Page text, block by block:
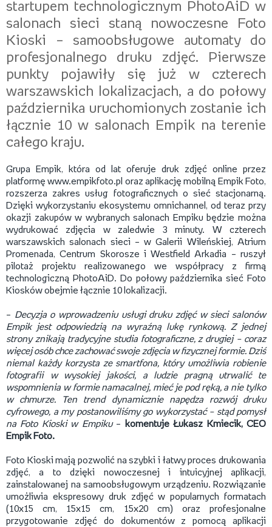
startupem technologicznym PhotoAiD w
salonach sieci staną nowoczesne Foto
Kioski – samoobsługowe automaty do
profesjonalnego druku zdjęć. Pierwsze
punkty pojawiły się już w czterech
warszawskich lokalizacjach, a do połowy
października uruchomionych zostanie ich
łącznie 10 w salonach Empik na terenie
całego kraju.
Grupa Empik, która od lat oferuje druk zdjęć online przez
platformę www.empikfoto.pl oraz aplikację mobilną Empik Foto,
rozszerza zakres usług fotograficznych o sieć stacjonarną.
Dzięki wykorzystaniu ekosystemu omnichannel, od teraz przy
okazji zakupów w wybranych salonach Empiku będzie można
wydrukować zdjęcia w zaledwie 3 minuty. W czterech
warszawskich salonach sieci – w Galerii Wileńskiej, Atrium
Promenada, Centrum Skorosze i Westfield Arkadia – ruszył
pilotaż projektu realizowanego we współpracy z firmą
technologiczną PhotoAiD. Do połowy października sieć Foto
Kiosków obejmie łącznie 10 lokalizacji.
– Decyzja o wprowadzeniu usługi druku zdjęć w sieci salonów
Empik jest odpowiedzią na wyraźną lukę rynkową. Z jednej
strony znikają tradycyjne studia fotograficzne, z drugiej – coraz
więcej osób chce zachować swoje zdjęcia w fizycznej formie. Dziś
niemal każdy korzysta ze smartfona, który umożliwia robienie
fotografii w wysokiej jakości, a ludzie pragną utrwalić te
wspomnienia w formie namacalnej, mieć je pod ręką, a nie tylko
w chmurze. Ten trend dynamicznie napędza rozwój druku
cyfrowego, a my postanowiliśmy go wykorzystać – stąd pomysł
na Foto Kioski w Empiku – komentuje Łukasz Kmiecik, CEO
Empik Foto.
Foto Kioski mają pozwolić na szybki i łatwy proces drukowania
zdjęć, a to dzięki nowoczesnej i intuicyjnej aplikacji,
zainstalowanej na samoobsługowym urządzeniu. Rozwiązanie
umożliwia ekspresowy druk zdjęć w popularnych formatach
(10x15 cm, 15x15 cm, 15x20 cm) oraz profesjonalne
przygotowanie zdjęć do dokumentów z pomocą aplikacji